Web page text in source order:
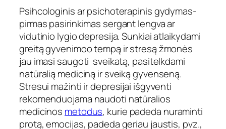
Psihcologinis ar psichoterapinis gydymas-
pirmas pasirinkimas sergant lengva ar
vidutinio lygio depresija. Sunkiai atlaikydami
greitą gyvenimoo tempą ir stresą žmonės
jau imasi saugoti sveikatą, pasitelkdami
natūralią mediciną ir sveiką gyvenseną.
Stresui mažinti ir depresijai išgyventi
rekomenduojama naudoti natūralios
medicinos metodus, kurie padeda nuraminti
protą, emocijas, padeda geriau jaustis, pvz.,